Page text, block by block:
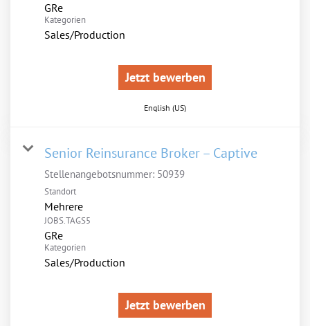
GRe
Kategorien
Sales/Production
Jetzt bewerben
English (US)
Senior Reinsurance Broker – Captive
Stellenangebotsnummer: 50939
Standort
Mehrere
JOBS.TAGS5
GRe
Kategorien
Sales/Production
Jetzt bewerben